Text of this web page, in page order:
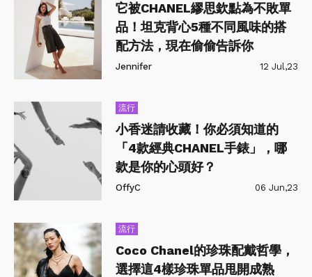
它被CHANEL繆思欽點為不敗單
品！坦克背心5種不同風味的搭
配方法，現在偷偷告訴你
Jennifer 12 Jul,23
流行
小香迷請收藏！你必須知道的
「4款經典CHANEL手錶」，哪
款是你的心頭好？
OffyC 06 Jun,23
流行
Coco Chanel的珍珠配戴哲學，
選擇這4樣珍珠單品甩開成熟